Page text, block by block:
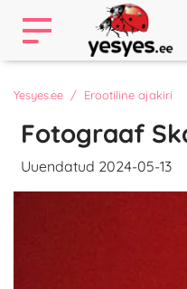
Yesyes.ee Erootiline ajakiri
Fotograaf
Uuendatud 2024-05-13